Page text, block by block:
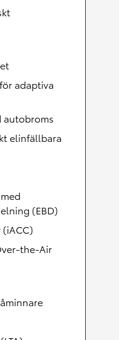
adaptiva
autobroms
elinfällbara
(EBD)
the-Air